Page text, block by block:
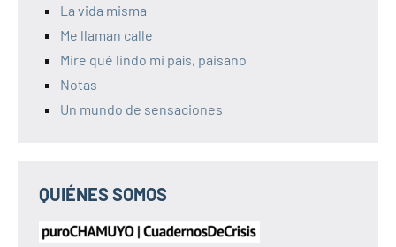
La vida misma
Me llaman calle
Mire qué lindo mi país, paisano
Notas
Un mundo de sensaciones
QUIÉNES SOMOS